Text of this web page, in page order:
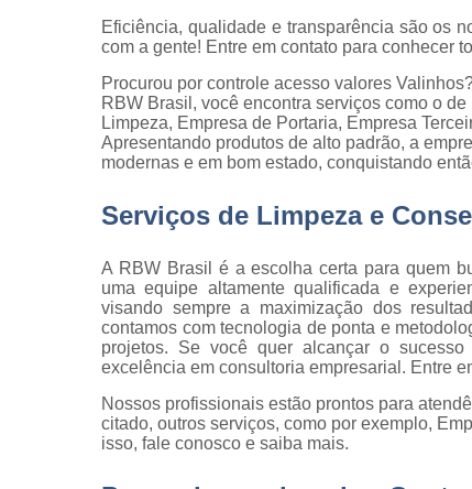
de
Eficiência, qualidade e transparência são os
com a gente! Entre em contato para conhecer
Procurou por controle acesso valores
RBW Brasil, você encontra serviços como o
Limpeza, Empresa de Portaria, Empresa
Apresentando produtos de alto padrão, a
modernas e em bom estado, conquistando
Serviços de Limpeza e
A RBW Brasil é a escolha certa para quem
uma equipe altamente qualificada e
visando sempre a maximização dos
contamos com tecnologia de ponta e
projetos. Se você quer alcançar o
excelência em consultoria empresarial. Entre
Nossos profissionais estão prontos para
citado, outros serviços, como por exemplo,
isso, fale conosco e saiba mais.